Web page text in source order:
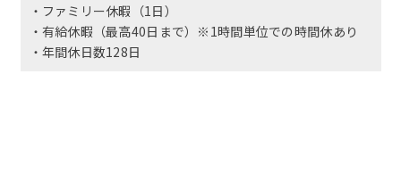
・ファミリー休暇（1日）
・有給休暇（最高40日まで）※1時間単位での時間休あり
・年間休日数128日